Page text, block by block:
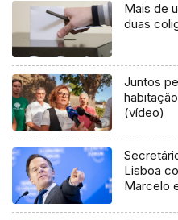
Mais de
duas
Juntos
(vídeo)
Lisboa
Marcelo